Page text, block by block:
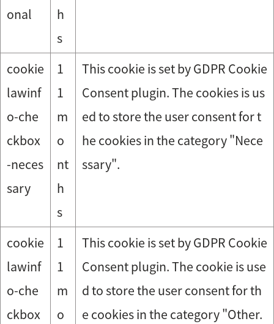
onal
h
s
cookie
lawinf
o-che
ckbox
-neces
sary
1
1
m
o
nt
h
s
This cookie is set by GDPR Cookie
Consent plugin. The cookies is us
ed to store the user consent for t
he cookies in the category "Nece
ssary".
cookie
lawinf
o-che
ckbox
1
1
m
o
This cookie is set by GDPR Cookie
Consent plugin. The cookie is use
d to store the user consent for th
e cookies in the category "Other.